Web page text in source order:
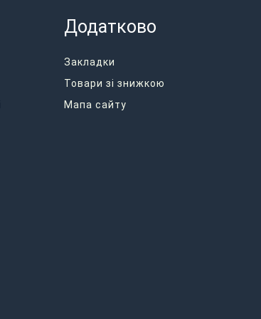
Додатково
Закладки
Товари зі знижкою
Мапа сайту